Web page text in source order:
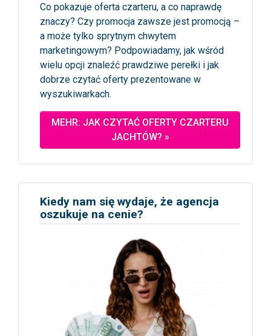
Co pokazuje oferta czarteru, a co naprawdę
znaczy? Czy promocja zawsze jest promocją –
a może tylko sprytnym chwytem
marketingowym? Podpowiadamy, jak wśród
wielu opcji znaleźć prawdziwe perełki i jak
dobrze czytać oferty prezentowane w
wyszukiwarkach.
MEHR: JAK CZYTAĆ OFERTY CZARTERU
JACHTÓW? »
Kiedy nam się wydaje, że agencja
oszukuje na cenie?